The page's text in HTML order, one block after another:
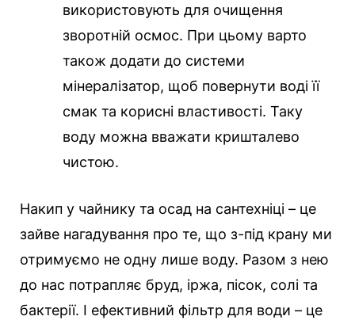
використовують для очищення
зворотній осмос. При цьому варто
також додати до системи
мінералізатор, щоб повернути воді її
смак та корисні властивості. Таку
воду можна вважати кришталево
чистою.
Накип у чайнику та осад на сантехніці – це
зайве нагадування про те, що з-під крану ми
отримуємо не одну лише воду. Разом з нею
до нас потрапляє бруд, іржа, пісок, солі та
бактерії. І ефективний фільтр для води – це